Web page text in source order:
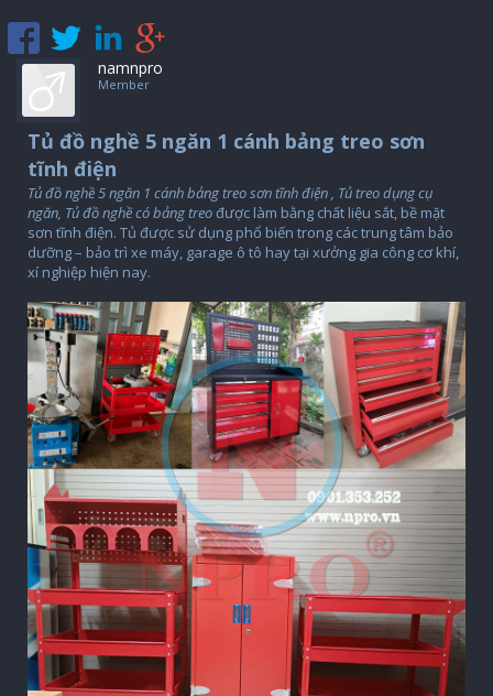
namnpro
Member
Tủ đồ nghề 5 ngăn 1 cánh bảng treo sơn
tĩnh điện
Tủ đồ nghề 5 ngăn 1 cánh bảng treo sơn tĩnh điện , Tủ treo dụng cụ
ngăn, Tủ đồ nghề có bảng treođược làm bằng chất liệu sắt, bề mặt
sơn tĩnh điện. Tủ được sử dụng phổ biến trong các trung tâm bảo
dưỡng – bảo trì xe máy, garage ô tô hay tại xưởng gia công cơ khí,
xí nghiệp hiện nay.